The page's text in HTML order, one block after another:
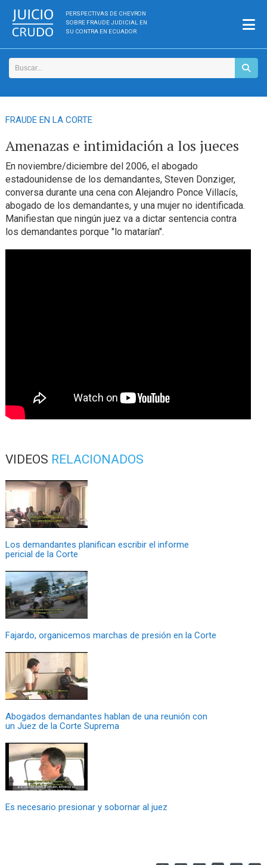
PERSPECTIVAS DE CHEVRON
SOBRE FRAUDE JUDICIAL EN
SU CONTRA EN ECUADOR
FRAUDE EN LA CORTE
Amenazas e intimidación a los jueces
En noviembre/diciembre del 2006, el abogado
estadounidense de los demandantes, Steven Donziger,
conversa durante una cena con Alejandro Ponce Villacís,
abogado de los demandantes, y una mujer no identificada.
Manifiestan que ningún juez va a dictar sentencia contra
los demandantes porque "lo matarían".
VIDEOS RELACIONADOS
Los demandantes planifican escribir el informe
pericial de la Corte
Fajardo, organicemos marchas de presión en la Corte
Abogados demandantes hablan de una reunión con
un Juez de la Corte Suprema
Es necesario presionar y sobornar al juez